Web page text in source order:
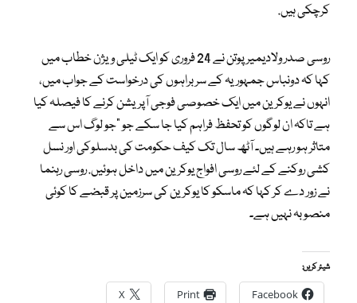
کرچکی ہیں.
روسی صدر ولادیمیر پوتن نے 24 فروری کو ایک ٹیلی ویژن خطاب میں
کہا کہ دونباس جمہوریہ کے سربراہوں کی درخواست کے جواب میں،
انہوں نے یوکرین میں ایک خصوصی فوجی آپریشن کرنے کا فیصلہ کیا
ہے تاکہ ان لوگوں کو تحفظ فراہم کیا جا سکے جو “جو لوگ اس سے
متاثر ہو رہے ہیں۔ آٹھ سال تک کیف حکومت کی بدسلوکی اور نسل
کشی روکنے کے لئے روسی افواج یوکرین میں داخل ہوئیں. روسی رہنما
نے زور دے کر کہا کہ ماسکو کا یوکرین کی سرزمین پر قبضے کا کوئی
منصوبہ نہیں ہے۔
شیئر کریں:
Facebook
Print
X